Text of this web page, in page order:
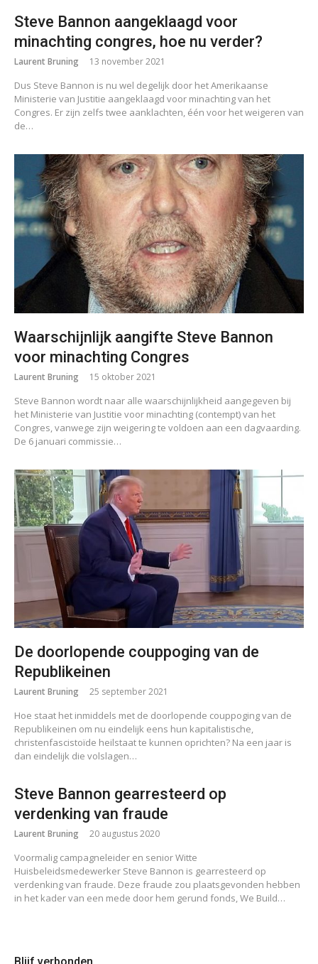
Steve Bannon aangeklaagd voor
minachting congres, hoe nu verder?
Laurent Bruning 13 november 2021
Dus Steve Bannon is nu wel degelijk door het Amerikaanse
Ministerie van Justitie aangeklaagd voor minachting van het
Congres. Er zijn zelfs twee aanklachten, één voor het weigeren van
de…
Waarschijnlijk aangifte Steve Bannon
voor minachting Congres
Laurent Bruning 15 oktober 2021
Steve Bannon wordt naar alle waarschijnlijkheid aangegeven bij
het Ministerie van Justitie voor minachting (contempt) van het
Congres, vanwege zijn weigering te voldoen aan een dagvaarding.
De 6 januari commissie…
De doorlopende couppoging van de
Republikeinen
Laurent Bruning 25 september 2021
Hoe staat het inmiddels met de doorlopende couppoging van de
Republikeinen om nu eindelijk eens hun kapitalistische,
christenfascistoïde heilstaat te kunnen oprichten? Na een jaar is
dan eindelijk die volslagen…
Steve Bannon gearresteerd op
verdenking van fraude
Laurent Bruning 20 augustus 2020
Voormalig campagneleider en senior Witte
Huisbeleidsmedewerker Steve Bannon is gearresteerd op
verdenking van fraude. Deze fraude zou plaatsgevonden hebben
in het kader van een mede door hem gerund fonds, We Build…